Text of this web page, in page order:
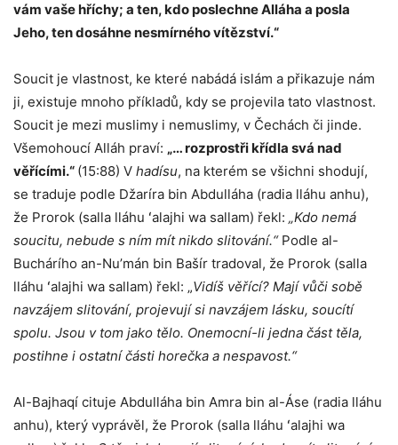
vám vaše hříchy; a ten, kdo poslechne Alláha a posla
Jeho, ten dosáhne nesmírného vítězství.“
Soucit je vlastnost, ke které nabádá islám a přikazuje nám
ji, existuje mnoho příkladů, kdy se projevila tato vlastnost.
Soucit je mezi muslimy i nemuslimy, v Čechách či jinde.
Všemohoucí Alláh praví: „… rozprostři křídla svá nad
věřícími.“ (15:88) V hadísu, na kterém se všichni shodují,
se traduje podle Džaríra bin Abdulláha (radia lláhu anhu),
že Prorok (salla lláhu ʻalajhi wa sallam) řekl: „Kdo nemá
soucitu, nebude s ním mít nikdo slitování.“Podle al-
Buchárího an-Nu’mán bin Bašír tradoval, že Prorok (salla
lláhu ʻalajhi wa sallam) řekl: „Vidíš věřící? Mají vůči sobě
navzájem slitování, projevují si navzájem lásku, soucítí
spolu. Jsou v tom jako tělo. Onemocní-li jedna část těla,
postihne i ostatní části horečka a nespavost.“
Al-Bajhaqí cituje Abdulláha bin Amra bin al-Áse (radia lláhu
anhu), který vyprávěl, že Prorok (salla lláhu ʻalajhi wa